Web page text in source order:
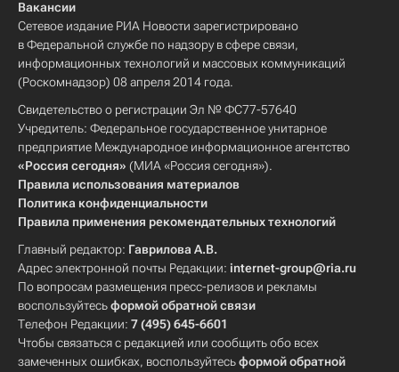
Вакансии
Сетевое издание РИА Новости зарегистрировано
в Федеральной службе по надзору в сфере связи,
информационных технологий и массовых коммуникаций
(Роскомнадзор) 08 апреля 2014 года.
Свидетельство о регистрации Эл № ФС77-57640
Учредитель: Федеральное государственное унитарное
предприятие Международное информационное агентство
«Россия сегодня» (МИА «Россия сегодня»).
Правила использования материалов
Политика конфиденциальности
Правила применения рекомендательных технологий
Главный редактор: Гаврилова А.В.
Адрес электронной почты Редакции: internet-group@ria.ru
По вопросам размещения пресс-релизов и рекламы
воспользуйтесьформой обратной связи
Телефон Редакции: 7 (495) 645-6601
Чтобы связаться с редакцией или сообщить обо всех
замеченных ошибках, воспользуйтесьформой обратной